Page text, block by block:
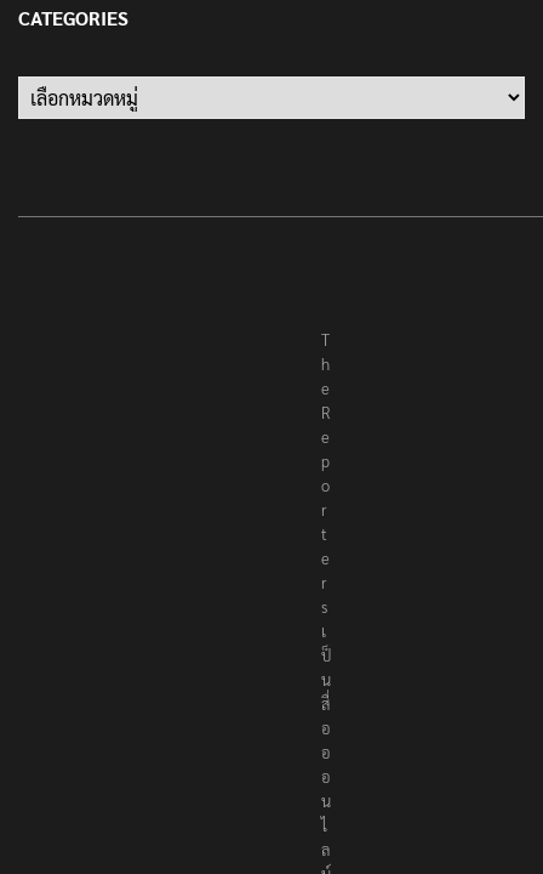
CATEGORIES
Categories
T
h
e
R
e
p
o
r
t
e
r
s
เ
ป็
น
สื่
อ
อ
อ
น
ไ
ล